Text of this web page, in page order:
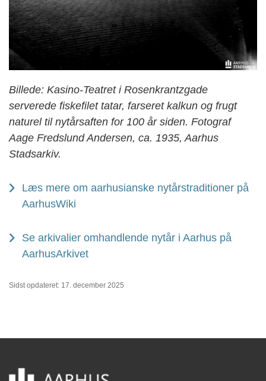
Billede: Kasino-Teatret i Rosenkrantzgade
serverede fiskefilet tatar, farseret kalkun og frugt
naturel til nytårsaften for 100 år siden. Fotograf
Aage Fredslund Andersen, ca. 1935, Aarhus
Stadsarkiv.
Læs mere om aarhusianske nytårstraditioner på
AarhusWiki
Se arkivalier omhandlende nytår i Aarhus på
AarhusArkivet
Sidst opdateret: 17. december 2025